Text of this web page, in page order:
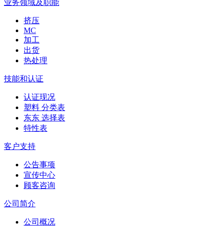
业务领域及职能
挤压
MC
加工
出货
热处理
技能和认证
认证现况
塑料 分类表
东东 选择表
特性表
客户支持
公告事项
宣传中心
顾客咨询
公司简介
公司概况